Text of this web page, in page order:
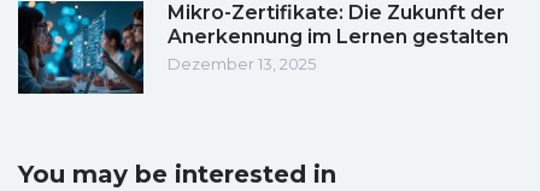
Mikro-Zertifikate: Die Zukunft der
Anerkennung im Lernen gestalten
Dezember 13, 2025
You may be interested in